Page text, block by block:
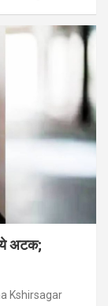
अटक;
Kshirsagar